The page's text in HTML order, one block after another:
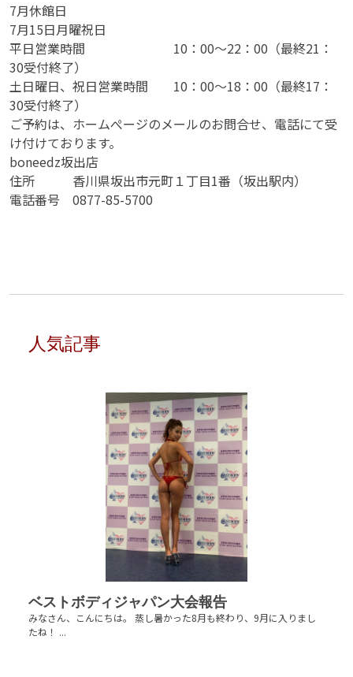
7月休館日
7月15日月曜祝日
平日営業時間 10：00～22：00（最終21：
30受付終了）
土日曜日、祝日営業時間 10：00～18：00（最終17：
30受付終了）
ご予約は、ホームぺージのメールのお問合せ、電話にて受
け付けております。
boneedz坂出店
住所 香川県坂出市元町１丁目1番（坂出駅内）
電話番号 0877-85-5700
人気記事
ベストボディジャパン大会報告
みなさん、こんにちは。 蒸し暑かった8月も終わり、9月に入りまし
たね！ ...